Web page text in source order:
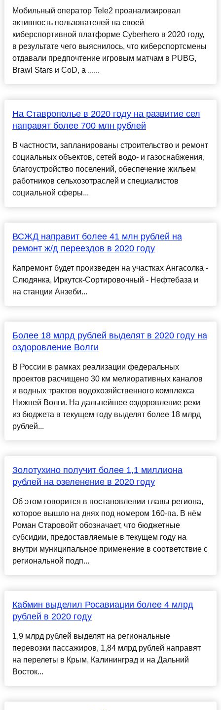
Мобильный оператор Tele2 проанализировал
активность пользователей на своей
киберспортивной платформе Cyberhero в 2020 году,
в результате чего выяснилось, что киберспортсмены
отдавали предпочтение игровым матчам в PUBG,
Brawl Stars и CoD, а ......
На Ставрополье в 2020 году на развитие сел
направят более 700 млн рублей
В частности, запланированы строительство и ремонт
социальных объектов, сетей водо- и газоснабжения,
благоустройство поселений, обеспечение жильем
работников сельхозотраслей и специалистов
социальной сферы...
ВСЖД направит более 41 млн рублей на
ремонт ж/д переездов в 2020 году
Капремонт будет произведен на участках Ангасолка -
Слюдянка, Иркутск-Сортировочный - Нефтебаза и
на станции Анзеби...
Более 18 млрд рублей выделят в 2020 году на
оздоровление Волги
В России в рамках реализации федеральных
проектов расчищено 30 км мелиоративных каналов
и водных трактов водохозяйственного комплекса
Нижней Волги. На дальнейшее оздоровление реки
из бюджета в текущем году выделят более 18 млрд
рублей...
Золотухино получит более 1,1 миллиона
рублей на озеленение в 2020 году
Об этом говорится в постановлении главы региона,
которое вышло на днях под номером 160-па. В нём
Роман Старовойт обозначает, что бюджетные
субсидии, предоставляемые в текущем году на
внутри муниципальное применение в соответствие с
региональной подп...
Кабмин выделил Росавиации более 4 млрд
рублей в 2020 году
1,9 млрд рублей выделят на региональные
перевозки пассажиров, 1,84 млрд рублей направят
на перелеты в Крым, Калининград и на Дальний
Восток...